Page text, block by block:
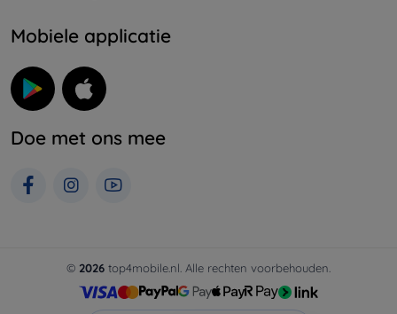
Mobiele applicatie
Doe met ons mee
© 2026 top4mobile.nl. Alle rechten voorbehouden.